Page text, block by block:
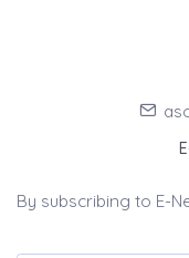
By subscribing to E-